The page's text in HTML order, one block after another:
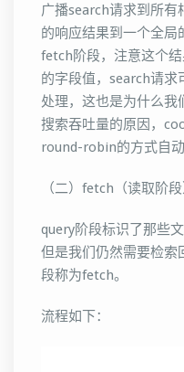
广播search请求到所有
的响应结果到一个全局
fetch阶段，注意这个
的字段值，search请求
处理，这也是为什么我
搜索吞吐量的原因，
round-robin的方式自动
（二）fetch（读取阶段
query阶段标识了那些
但是我们仍然需要检
段称为fetch。
流程如下：